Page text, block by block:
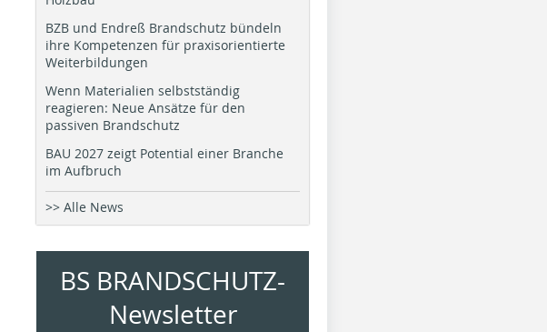
BZB und Endreß Brandschutz bündeln
ihre Kompetenzen für praxisorientierte
Weiterbildungen
Wenn Materialien selbstständig
reagieren: Neue Ansätze für den
passiven Brandschutz
BAU 2027 zeigt Potential einer Branche
im Aufbruch
>> Alle News
BS BRANDSCHUTZ-
Newsletter